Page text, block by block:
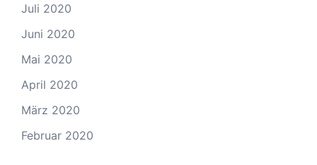
Juli 2020
Juni 2020
Mai 2020
April 2020
März 2020
Februar 2020